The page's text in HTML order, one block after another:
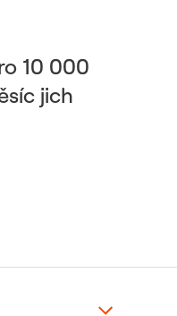
10 000
jich